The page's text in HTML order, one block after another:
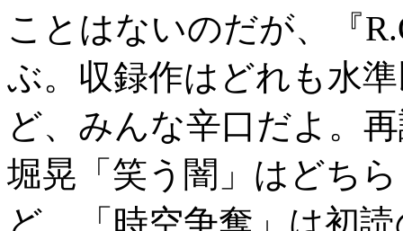
ことはないのだが、『
ぶ。収録作はどれも水
ど、みんな辛口だよ。
堀晃「笑う闇」はどち
ど、「時空争奪」は初